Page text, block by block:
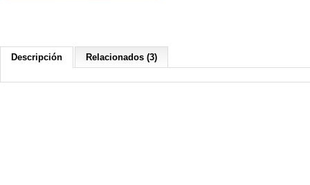
Descripción Relacionados (3)